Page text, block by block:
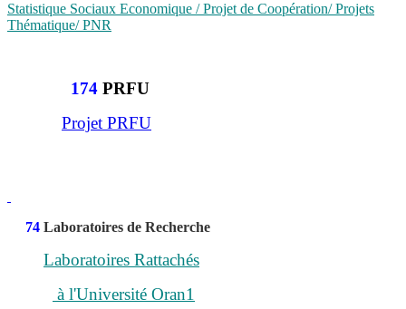
Statistique Sociaux Economique / Projet de Coopération/ Projets
Thématique/ PNR
174 PRFU
Projet PRFU
74 Laboratoires de Recherche
Laboratoires Rattachés
à l'Université Oran1